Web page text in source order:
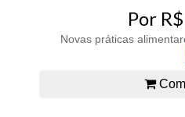
Por
Novas práticas